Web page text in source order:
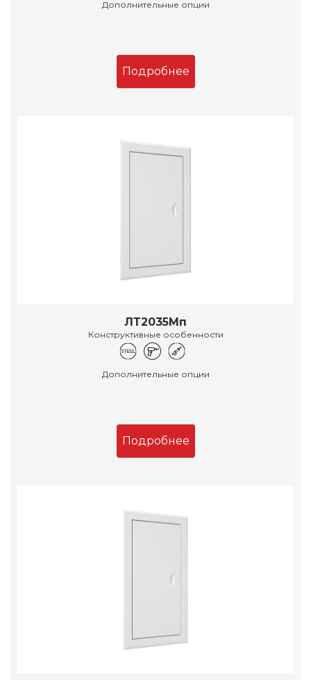
Дополнительные опции
Подробнее
ЛТ2035Мп
Конструктивные особенности
Дополнительные опции
Подробнее